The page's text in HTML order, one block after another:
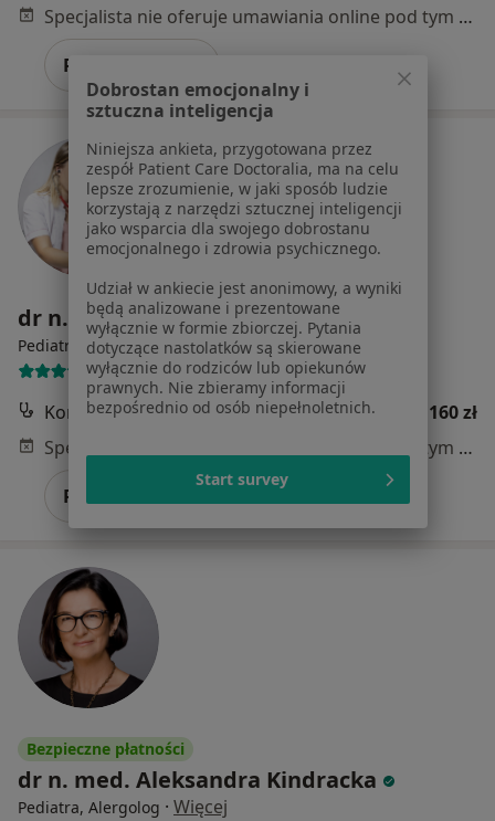
Specjalista nie oferuje umawiania online pod tym adresem.
Poproś o wizytę
dr n. med. Anna Kroteń
Pediatra, Lekarz rodzinny·Więcej
457 opinii
Konsultacja pediatryczna
160 zł
Specjalista nie oferuje umawiania online pod tym adresem.
Poproś o wizytę
Bezpieczne płatności
dr n. med. Aleksandra Kindracka
Pediatra, Alergolog · Więcej
Dobrostan emocjonalny i
sztuczna inteligencja
Niniejsza ankieta, przygotowana przez
zespół Patient Care Doctoralia, ma na celu
lepsze zrozumienie, w jaki sposób ludzie
korzystają z narzędzi sztucznej inteligencji
jako wsparcia dla swojego dobrostanu
emocjonalnego i zdrowia psychicznego.
Udział w ankiecie jest anonimowy, a wyniki
będą analizowane i prezentowane
wyłącznie w formie zbiorczej. Pytania
dotyczące nastolatków są skierowane
wyłącznie do rodziców lub opiekunów
prawnych. Nie zbieramy informacji
bezpośrednio od osób niepełnoletnich.
Start survey